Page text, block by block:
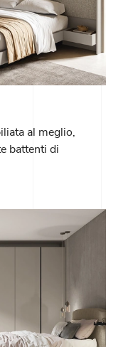
al meglio,
battenti di